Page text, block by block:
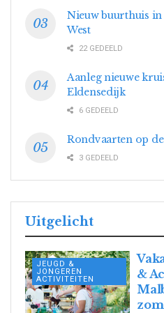
Nieuw buurthuis
West
22 GEDEELD
Aanleg nieuwe
Eldensedijk
6 GEDEELD
Rondvaarten op
3 GEDEELD
Uitgelicht
JEUGD &
JONGEREN
ACTIVITEITEN
&